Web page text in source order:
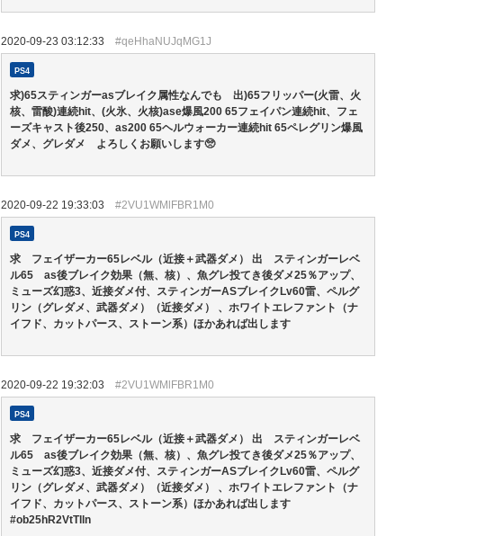
2020-09-23 03:12:33 #qeHhaNUJqMG1J
PS4
求)65スティンガーasブレイク属性なんでも 出)65フリッパー(火雷、火
核、雷酸)連続hit、(火氷、火核)ase爆風200 65フェイパン連続hit、フェ
ーズキャスト後250、as200 65ヘルウォーカー連続hit 65ペレグリン爆風
ダメ、グレダメ よろしくお願いします🥺
2020-09-22 19:33:03 #2VU1WMlFBR1M0
PS4
求 フェイザーカー65レベル（近接＋武器ダメ） 出 スティンガーレベ
ル65 as後ブレイク効果（無、核）、魚グレ投てき後ダメ25％アップ、
ミューズ幻惑3、近接ダメ付、スティンガーASブレイクLv60雷、ペルグ
リン（グレダメ、武器ダメ）（近接ダメ） 、ホワイトエレファント（ナ
イフド、カットパース、ストーン系）ほかあれば出します
2020-09-22 19:32:03 #2VU1WMlFBR1M0
PS4
求 フェイザーカー65レベル（近接＋武器ダメ） 出 スティンガーレベ
ル65 as後ブレイク効果（無、核）、魚グレ投てき後ダメ25％アップ、
ミューズ幻惑3、近接ダメ付、スティンガーASブレイクLv60雷、ペルグ
リン（グレダメ、武器ダメ）（近接ダメ） 、ホワイトエレファント（ナ
イフド、カットパース、ストーン系）ほかあれば出します
#ob25hR2VtTlln